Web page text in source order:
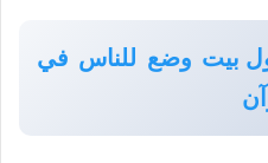
بيت وضع للناس في